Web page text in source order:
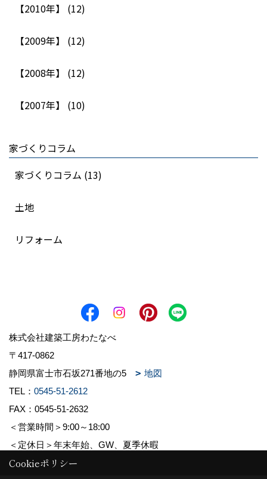
【2010年】 (12)
【2009年】 (12)
【2008年】 (12)
【2007年】 (10)
家づくりコラム
家づくりコラム (13)
土地
リフォーム
株式会社建築工房わたなべ
〒417-0862
静岡県富士市石坂271番地の5
地図
TEL： 0545-51-2612
FAX：0545-51-2632
＜営業時間＞9:00～18:00
＜定休日＞年末年始、GW、夏季休暇
Cookieポリシー